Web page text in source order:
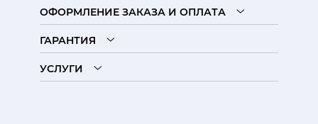
ОФОРМЛЕНИЕ ЗАКАЗА И ОПЛАТА
ГАРАНТИЯ
УСЛУГИ